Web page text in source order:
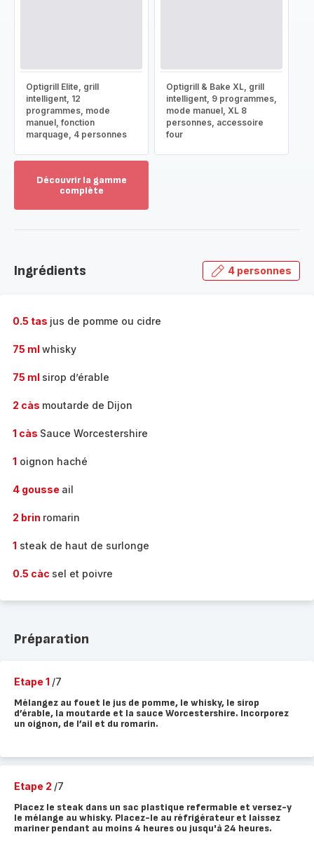
Optigrill Elite, grill
intelligent, 12
programmes, mode
manuel, fonction
marquage, 4 personnes
Optigrill & Bake XL, grill
intelligent, 9 programmes,
mode manuel, XL 8
personnes, accessoire
four
Découvrir la gamme
complète
gamme
Ingrédients 4 personnes
0.5 tas jus de pomme ou cidre
75 ml whisky
75 ml sirop d’érable
2 càs moutarde de Dijon
1 càs Sauce Worcestershire
1 oignon haché
4 gousse ail
2 brin romarin
1 steak de haut de surlonge
0.5 càc sel et poivre
Préparation
Etape 1 /7
Mélangez au fouet le jus de pomme, le whisky, le sirop
d’érable, la moutarde et la sauce Worcestershire. Incorporez
un oignon, de l’ail et du romarin.
Etape 2 /7
Placez le steak dans un sac plastique refermable et versez-y
le mélange au whisky. Placez-le au réfrigérateur et laissez
mariner pendant au moins 4 heures ou jusqu'à 24 heures.